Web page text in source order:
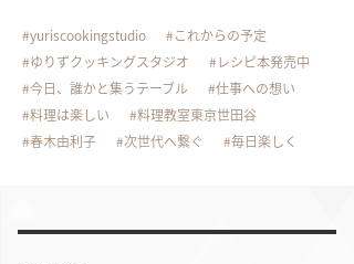
yuriscookingstudio
これからの予定
ゆりずクッキングスタジオ
レシピ本発売中
今日、誰かと集うテーブル
仕事への想い
料理は楽しい
料理教室東京世田谷
春木由利子
次世代へ繋ぐ 毎日楽しく